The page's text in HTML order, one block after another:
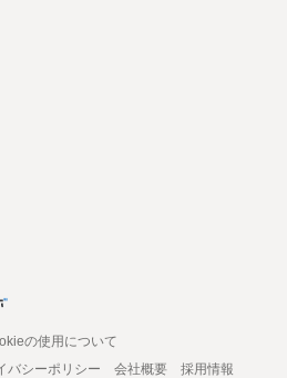
の使用について
バシーポリシー 会社概要
採用情報